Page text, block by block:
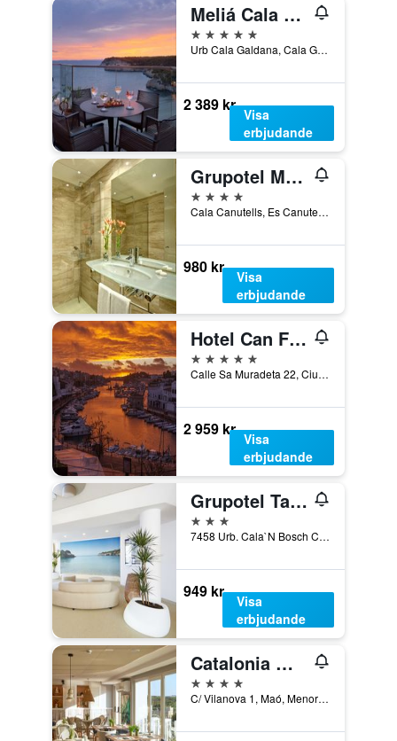
Meliá Cala Galdana
5 stjärnor
Urb Cala Galdana, Cala Galdana, Menorca, Spanien
2 389 kr
Visa
erbjudande
Grupotel Mar de Menorca
4 stjärnor
Cala Canutells, Es Canutells, Menorca, Spanien
980 kr
Visa
erbjudande
Hotel Can Faustino
5 stjärnor
Calle Sa Muradeta 22, Ciutadella, Menorca, Spanien
2 959 kr
Visa
erbjudande
Grupotel Tamariscos
3 stjärnor
7458 Urb. Cala`N Bosch Ciutadella De Menorca, Ciutadella, Menorca, Spanien
949 kr
Visa
erbjudande
Catalonia Mirador des Port
4 stjärnor
C/ Vilanova 1, Maó, Menorca, Spanien